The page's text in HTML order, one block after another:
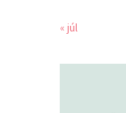
« júl